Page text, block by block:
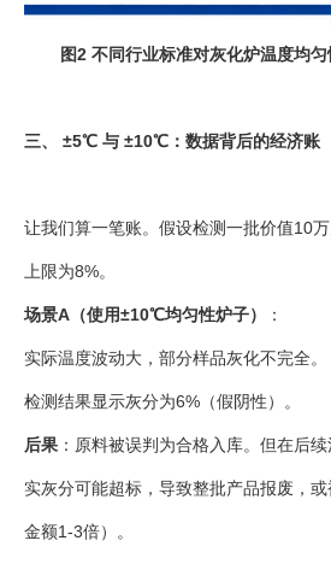
图2 不同行业标准对灰化炉温度均
三、 ±5℃ 与 ±10℃：数据背后的经济账
让我们算一笔账。假设检测一批价值10
上限为8%。
场景A（使用±10℃均匀性炉子） ：
实际温度波动大，部分样品灰化不完全。
检测结果显示灰分为6%（假阴性）。
后果 ：原料被误判为合格入库。但在后
实灰分可能超标，导致整批产品报废，
金额1-3倍）。